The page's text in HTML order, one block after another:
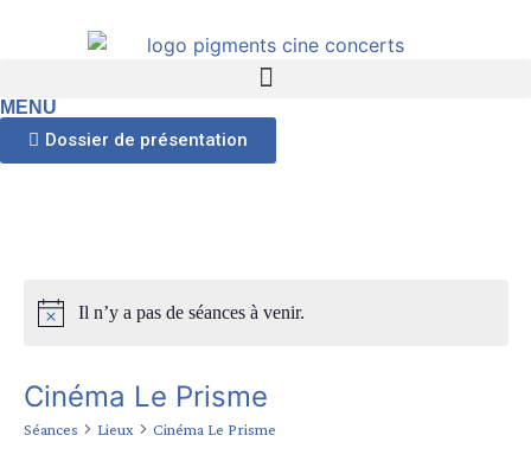
MENU
Dossier de présentation
Il n’y a pas de séances à venir.
Cinéma Le Prisme
Séances Lieux Cinéma Le Prisme